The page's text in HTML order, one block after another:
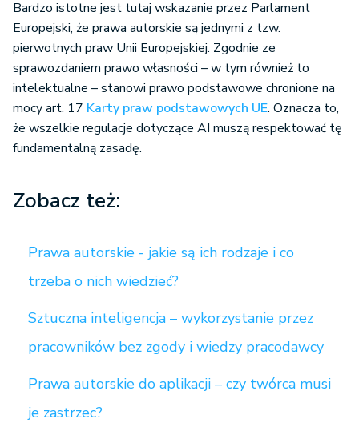
Europejski, że prawa autorskie są jednymi z tzw.
pierwotnych praw Unii Europejskiej. Zgodnie ze
sprawozdaniem prawo własności – w tym również to
intelektualne – stanowi prawo podstawowe chronione na
mocy art. 17Karty praw podstawowych UE. Oznacza to,
że wszelkie regulacje dotyczące AI muszą respektować tę
fundamentalną zasadę.
trzeba o nich wiedzieć?
pracowników bez zgody i wiedzy pracodawcy
je zastrzec?